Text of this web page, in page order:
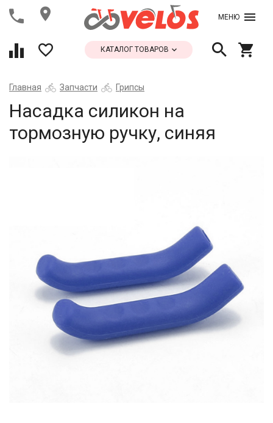
МЕНЮ
КАТАЛОГ ТОВАРОВ
Главная Запчасти Грипсы
Насадка силикон на
тормозную ручку, синяя